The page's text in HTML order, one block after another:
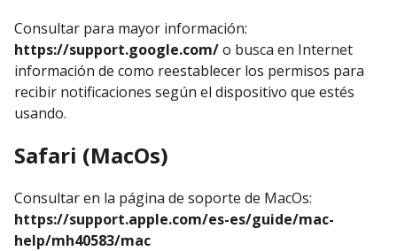
Consultar para mayor información:
https://support.google.com/o busca en Internet
información de como reestablecer los permisos para
recibir notificaciones según el dispositivo que estés
usando.
Safari (MacOs)
Consultar en la página de soporte de MacOs:
https://support.apple.com/es-es/guide/mac-
help/mh40583/mac